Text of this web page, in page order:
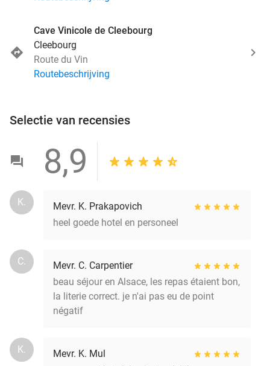
Cave Vinicole de Cleebourg
Cleebourg
Route du Vin
Routebeschrijving
Selectie van recensies
8,9
K.
Mevr. K. Prakapovich
heel goede hotel en personeel
C.
Mevr. C. Carpentier
beau séjour en Alsace, les repas étaient bon,
la literie correct. je n'ai pas eu de point
négatif
K.
Mevr. K. Mul